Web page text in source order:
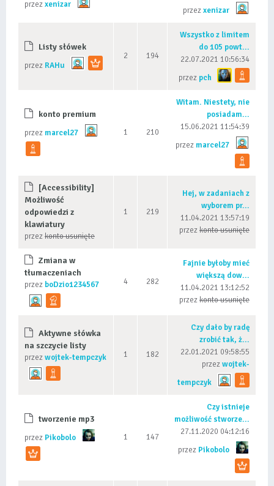
przezxenizar
przezxenizar
Listy słówek
przez RAHu
2 194
Wszystko z limitem
do 105 powt...
22.07.2021 10:56:34
przez pch
konto premium
przez marcel27 1 210
Witam. Niestety, nie
posiadam...
15.06.2021 11:54:39
przez marcel27
[Accessibility]
Możliwość
odpowiedzi z
klawiatury
przezkonto usunięte
1 219
Hej, w zadaniach z
wyborem pr...
11.04.2021 13:57:19
przezkonto usunięte
Zmiana w
tłumaczeniach
przez boDzio1234567 4 282
Fajnie byłoby mieć
większą dow...
11.04.2021 13:12:52
przezkonto usunięte
Aktywne słówka
na szczycie listy
przezwojtek-tempczyk 1 182
Czy dało by radę
zrobić tak, ż...
22.01.2021 09:58:55
przezwojtek-
tempczyk
tworzenie mp3
przez Pikobolo 1 147
Czy istnieje
możliwość stworze...
27.11.2020 04:12:16
przez Pikobolo